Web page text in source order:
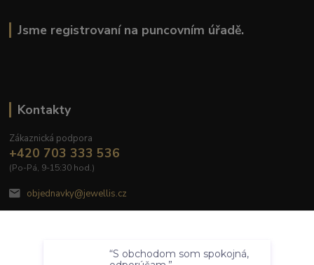
Jsme registrovaní na puncovním úřadě.
Kontakty
Zákaznická podpora
+420 703 333 536
(Po-Pá, 9-15:30 hod.)
objednavky@jewellis.cz
Nastavení Souhlasím
“S obchodom som spokojná,